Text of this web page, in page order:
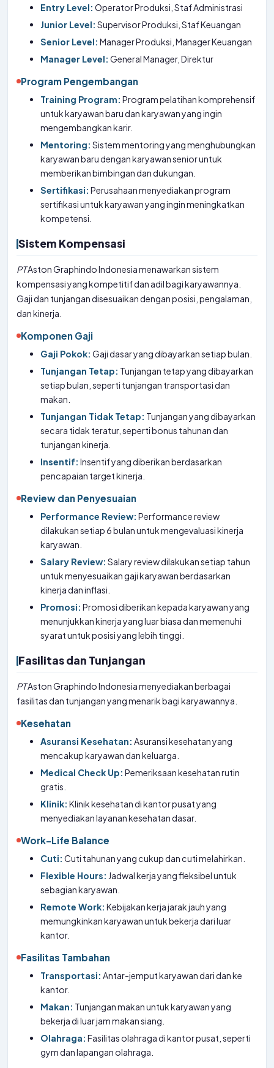
Entry Level: Operator Produksi, Staf Administrasi
Junior Level: Supervisor Produksi, Staf Keuangan
Senior Level: Manager Produksi, Manager Keuangan
Manager Level: General Manager, Direktur
Program Pengembangan
Training Program: Program pelatihan komprehensif
untuk karyawan baru dan karyawan yang ingin
mengembangkan karir.
Mentoring: Sistem mentoring yang menghubungkan
karyawan baru dengan karyawan senior untuk
memberikan bimbingan dan dukungan.
Sertifikasi: Perusahaan menyediakan program
sertifikasi untuk karyawan yang ingin meningkatkan
kompetensi.
Sistem Kompensasi
PTAston Graphindo Indonesia menawarkan sistem
kompensasi yang kompetitif dan adil bagi karyawannya.
Gaji dan tunjangan disesuaikan dengan posisi, pengalaman,
dan kinerja.
Komponen Gaji
Gaji Pokok: Gaji dasar yang dibayarkan setiap bulan.
Tunjangan Tetap: Tunjangan tetap yang dibayarkan
setiap bulan, seperti tunjangan transportasi dan
makan.
Tunjangan Tidak Tetap: Tunjangan yang dibayarkan
secara tidak teratur, seperti bonus tahunan dan
tunjangan kinerja.
Insentif: Insentif yang diberikan berdasarkan
pencapaian target kinerja.
Review dan Penyesuaian
Performance Review: Performance review
dilakukan setiap 6 bulan untuk mengevaluasi kinerja
karyawan.
Salary Review: Salary review dilakukan setiap tahun
untuk menyesuaikan gaji karyawan berdasarkan
kinerja dan inflasi.
Promosi: Promosi diberikan kepada karyawan yang
menunjukkan kinerja yang luar biasa dan memenuhi
syarat untuk posisi yang lebih tinggi.
Fasilitas dan Tunjangan
PTAston Graphindo Indonesia menyediakan berbagai
fasilitas dan tunjangan yang menarik bagi karyawannya.
Kesehatan
Asuransi Kesehatan: Asuransi kesehatan yang
mencakup karyawan dan keluarga.
Medical Check Up: Pemeriksaan kesehatan rutin
gratis.
Klinik: Klinik kesehatan di kantor pusat yang
menyediakan layanan kesehatan dasar.
Work-Life Balance
Cuti: Cuti tahunan yang cukup dan cuti melahirkan.
Flexible Hours: Jadwal kerja yang fleksibel untuk
sebagian karyawan.
Remote Work: Kebijakan kerja jarak jauh yang
memungkinkan karyawan untuk bekerja dari luar
kantor.
Fasilitas Tambahan
Transportasi: Antar-jemput karyawan dari dan ke
kantor.
Makan: Tunjangan makan untuk karyawan yang
bekerja di luar jam makan siang.
Olahraga: Fasilitas olahraga di kantor pusat, seperti
gym dan lapangan olahraga.